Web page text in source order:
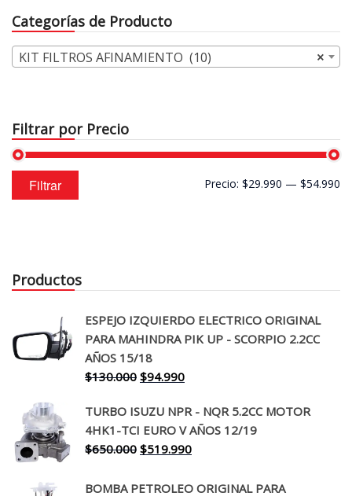
Categorías de Producto
×
KIT FILTROS AFINAMIENTO (10)
Filtrar por Precio
Precio
mínimo
Precio
máximo
Filtrar Precio: $29.990 — $54.990
Productos
ESPEJO IZQUIERDO ELECTRICO ORIGINAL
PARA MAHINDRA PIK UP - SCORPIO 2.2CC
AÑOS 15/18
$130.000 El
original
era:
$130.000.
$94.990El
actual
es:
$94.990.
TURBO ISUZU NPR - NQR 5.2CC MOTOR
4HK1-TCI EURO V AÑOS 12/19
$650.000 El
original
$519.990El
actual
BOMBA PETROLEO ORIGINAL PARA